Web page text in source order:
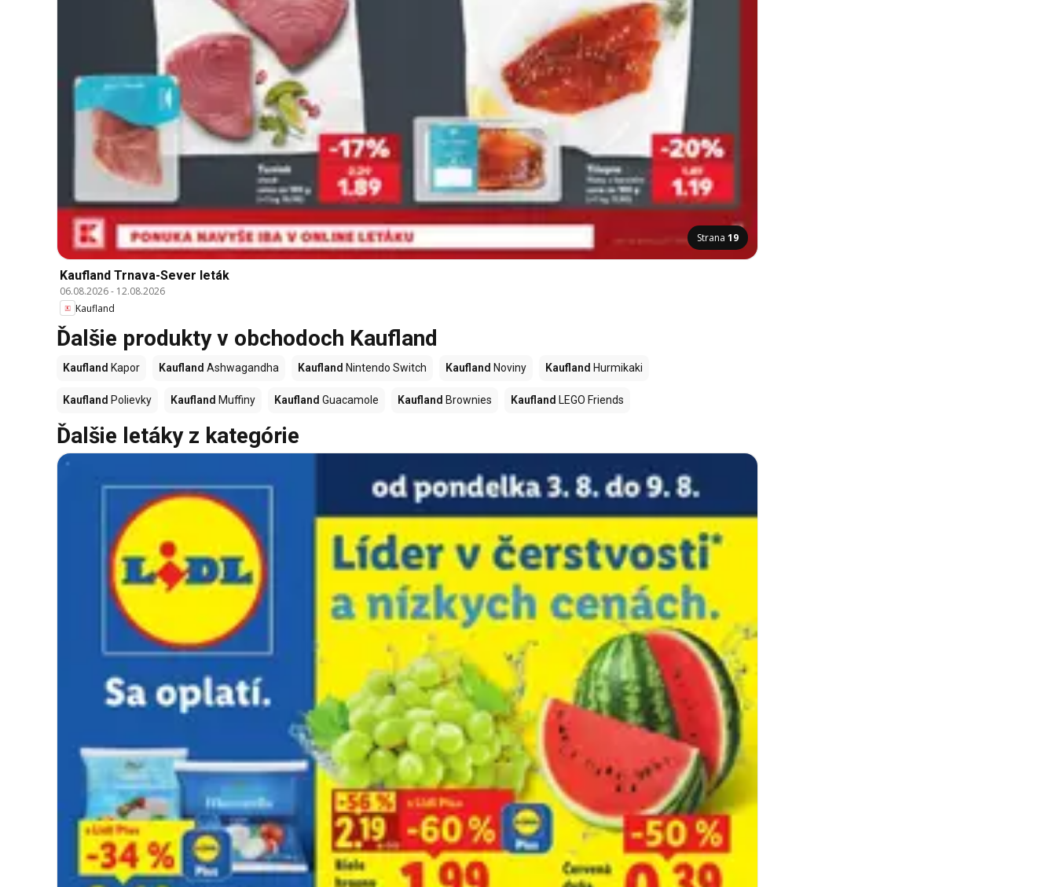
Strana 19
Kaufland Trnava-Sever leták
06.08.2026- 12.08.2026
Kaufland
Ďalšie produkty v obchodoch Kaufland
Kaufland Kapor Kaufland Ashwagandha Kaufland Nintendo Switch Kaufland Noviny Kaufland Hurmikaki
Kaufland Polievky Kaufland Muffiny Kaufland Guacamole Kaufland Brownies Kaufland LEGO Friends
Ďalšie letáky z kategórie